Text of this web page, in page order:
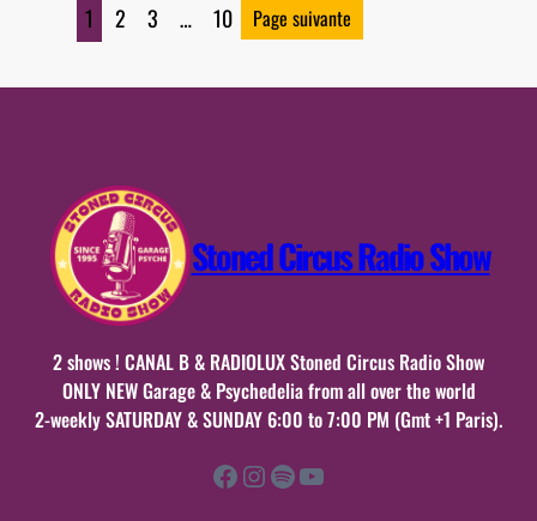
2026
1 2 3 … 10 Page suivante
Stoned Circus Radio Show
2 shows ! CANAL B & RADIOLUX Stoned Circus Radio Show
ONLY NEW Garage & Psychedelia from all over the world
2-weekly SATURDAY & SUNDAY 6:00 to 7:00 PM (Gmt +1 Paris).
Facebook Instagram Spotify YouTube